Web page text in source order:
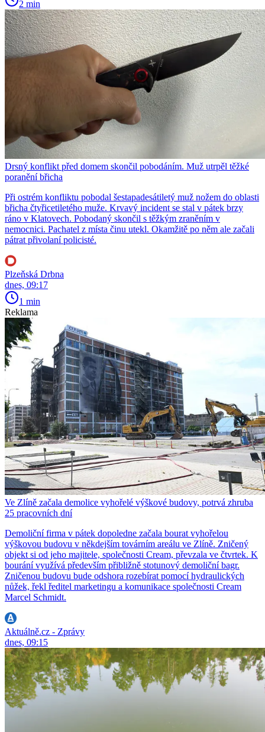
2 min
Drsný konflikt před domem skončil pobodáním. Muž utrpěl těžké
poranění břicha
Při ostrém konfliktu pobodal šestapadesátiletý muž nožem do oblasti
břicha čtyřicetiletého muže. Krvavý incident se stal v pátek brzy
ráno v Klatovech. Pobodaný skončil s těžkým zraněním v
nemocnici. Pachatel z místa činu utekl. Okamžitě po něm ale začali
pátrat přivolaní policisté.
Plzeňská Drbna
dnes, 09:17
1 min
Reklama
Ve Zlíně začala demolice vyhořelé výškové budovy, potrvá zhruba
25 pracovních dní
Demoliční firma v pátek dopoledne začala bourat vyhořelou
výškovou budovu v někdejším továrním areálu ve Zlíně. Zničený
objekt si od jeho majitele, společnosti Cream, převzala ve čtvrtek. K
bourání využívá především přibližně stotunový demoliční bagr.
Zničenou budovu bude odshora rozebírat pomocí hydraulických
nůžek, řekl ředitel marketingu a komunikace společnosti Cream
Marcel Schmidt.
Aktuálně.cz - Zprávy
dnes, 09:15